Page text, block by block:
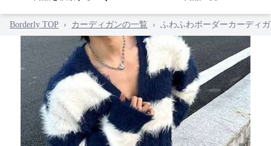
Borderly TOP › カーディガンの一覧 › ふわふわボーダーカーディ